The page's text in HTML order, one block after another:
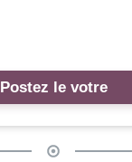
Postez le votre